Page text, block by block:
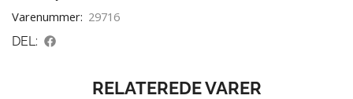
Varenummer: 29716
DEL:
RELATEREDE VARER